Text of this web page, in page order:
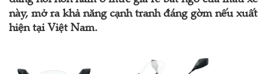
này, mở ra khả năng cạnh tranh đáng gờm nếu xuất
hiện tại Việt Nam.